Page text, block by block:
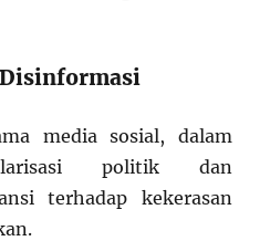
media sosial, dalam
politik dan
terhadap kekerasan